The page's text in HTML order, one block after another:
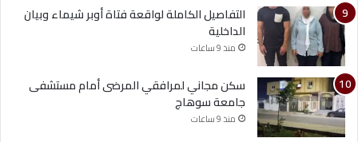
التفاصيل الكاملة لواقعة فتاة أوبر شيماء وبيان
الداخلية
منذ 9 ساعات
سكن مجاني لمرافقي المرضى أمام مستشفى
جامعة سوهاج
منذ 9 ساعات